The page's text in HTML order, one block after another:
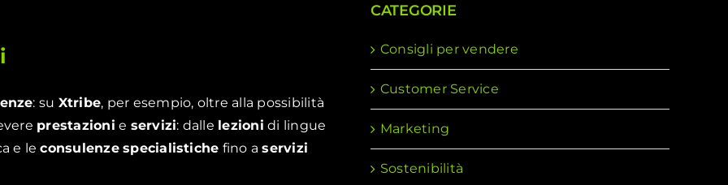
: su Xtribe, per esempio, oltre alla possibilità
prestazioni e servizi: dalle lezioni di lingue
e leconsulenze specialistiche fino aservizi
CATEGORIE
Consigli per vendere
Customer Service
Marketing
Sostenibilità